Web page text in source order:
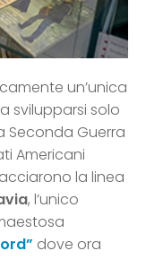
un’unica
svilupparsi solo
Seconda Guerra
Americani
la linea
, l’unico
dove ora